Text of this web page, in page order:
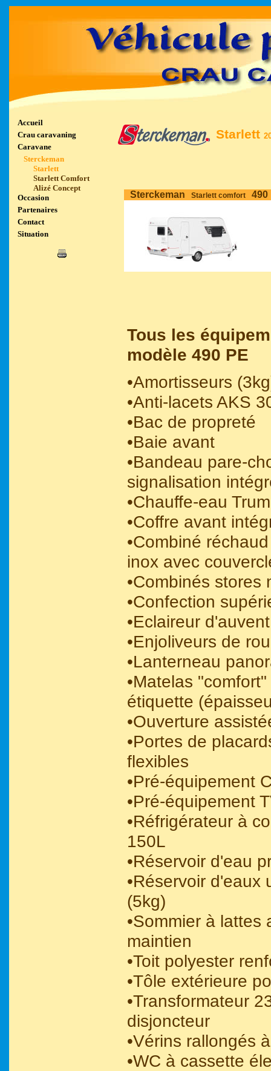
Accueil
Crau caravaning
Caravane
Sterckeman
Starlett
Starlett Comfort
Alizé Concept
Occasion
Partenaires
Contact
Situation
Starlett
Sterckeman Starlett comfort 490
Tous les
modèle 490 PE
•Amortisseurs
•Anti-lacets AKS
•Bac de propreté
•Baie avant
•Bandeau pare-
signalisation
•Chauffe-eau
•Coffre avant
•Combiné
inox avec
•Combinés stores
•Confection
•Eclaireur
•Enjoliveurs de
•Lanterneau
•Matelas
étiquette
•Ouverture
•Portes de
flexibles
•Pré-équipement
•Pré-équipement
•Réfrigérateur à
150L
•Réservoir d'eau
•Réservoir d'eaux
(5kg)
•Sommier à lattes
maintien
•Toit polyester
•Tôle extérieure
•Transformateur
disjoncteur
•Vérins rallongés
•WC à cassette